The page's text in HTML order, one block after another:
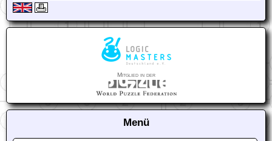
Mitglied in der
Menü